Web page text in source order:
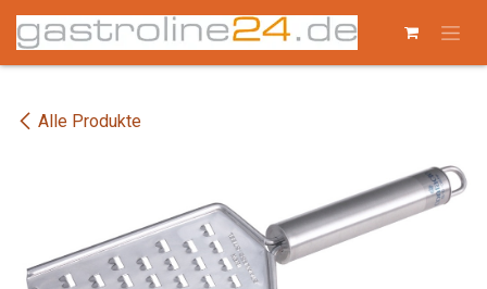
Zum Inhalt springen
Alle Produkte